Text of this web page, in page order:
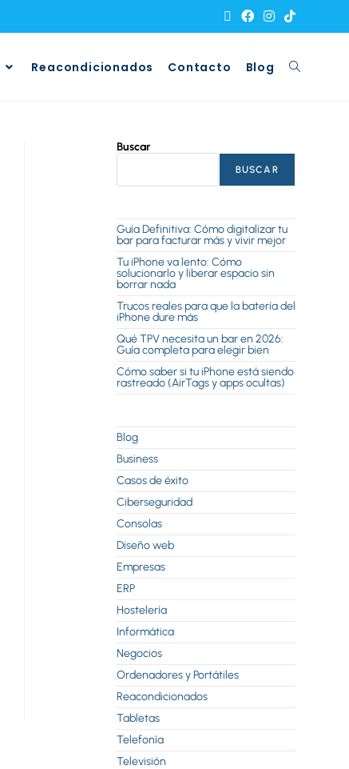
Reacondicionados Contacto Blog
Buscar
BUSCAR
Guía Definitiva: Cómo digitalizar tu
bar para facturar más y vivir mejor
Tu iPhone va lento: Cómo
solucionarlo y liberar espacio sin
borrar nada
Trucos reales para que la batería del
iPhone dure más
Qué TPV necesita un bar en 2026:
Guía completa para elegir bien
Cómo saber si tu iPhone está siendo
rastreado (AirTags y apps ocultas)
Blog
Business
Casos de éxito
Ciberseguridad
Consolas
Diseño web
Empresas
ERP
Hostelería
Informática
Negocios
Ordenadores y Portátiles
Reacondicionados
Tabletas
Telefonía
Televisión